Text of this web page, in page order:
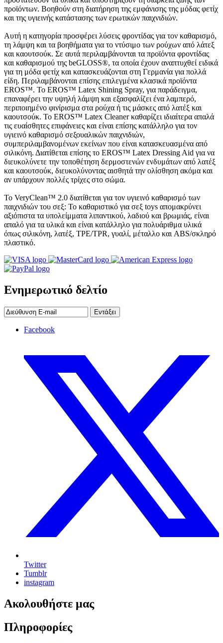
προϊόντων. Βοηθούν στη διατήρηση της εμφάνισης της μόδας φετίχ
και της υγιεινής κατάστασης των ερωτικών παιχνιδιών.
Αυτή η κατηγορία προσφέρει λύσεις φροντίδας για τον καθαρισμό,
τη λάμψη και τα βοηθήματα για το ντύσιμο των ρούχων από λάτεξ
και καουτσούκ. Σε αυτά περιλαμβάνονται τα προϊόντα φροντίδας
και καθαρισμού της beGLOSS®, τα οποία έχουν αναπτυχθεί ειδικά
για τη μόδα φετίχ και κατασκευάζονται στη Γερμανία για πολλά
είδη. Περιλαμβάνονται επίσης επιλεγμένα κλασικά προϊόντα
EROS™. Το EROS™ Latex Shining Spray, για παράδειγμα,
επαναφέρει την υψηλή λάμψη και εξασφαλίζει ένα λαμπερό,
περιποιημένο φινίρισμα στα ρούχα ή τις μάσκες από λατέξ και
καουτσούκ. Το EROS™ Latex Cleaner καθαρίζει ιδιαίτερα απαλά
τις ευαίσθητες επιφάνειες και είναι επίσης κατάλληλο για τον
υγιεινό καθαρισμό σεξουαλικών παιχνιδιών,
συμπεριλαμβανομένων εκείνων που είναι κατασκευασμένα από
σιλικόνη. Διατίθεται επίσης το EROS™ Latex Dressing Aid για να
διευκολύνετε την τοποθέτηση δερμοστενών ενδυμάτων από λατέξ
και καουτσούκ, διευκολύνοντας αισθητά την ολίσθηση ακόμα και
αν υπάρχουν πολλές τρίχες στο σώμα.
Το VeryClean™ 2.0 διατίθεται για τον υγιεινό καθαρισμό των
παιχνιδιών του σεξ: Το καθαριστικό για σεξ toys απομακρύνει
αξιόπιστα τα υπολείμματα λιπαντικού, λαδιού και βρωμιάς, είναι
απαλό για τα υλικά και είναι κατάλληλο για πολυάριθμα υλικά
όπως σιλικόνη, λατέξ, TPE/TPR, γυαλί, μέταλλο και ABS/σκληρό
πλαστικό.
Ενημερωτικό δελτίο
Εντάξει
Facebook
Twitter
Tumblr
instagram
Ακολουθήστε μας
Πληροφορίες